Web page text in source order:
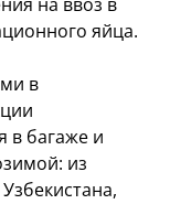
яйца.
в
в багаже и
из